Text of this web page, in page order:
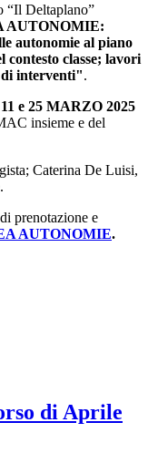
“Il Deltaplano”
AUTONOMIE:
autonomie al piano
classe; lavori
interventi".
11 e 25 MARZO 2025
insieme e del
Caterina De Luisi,
prenotazione e
AUTONOMIE.
di Aprile